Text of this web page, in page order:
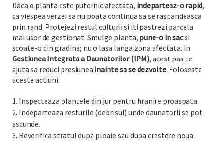
Daca o planta este puternic afectata, indeparteaz-o rapid,
ca viespea verzei sa nu poata continua sa se raspandeasca
prin rand. Protejezi restul culturii si iti pastrezi parcela
mai usor de gestionat. Smulge planta, pune-o in sacsi
scoate-o din gradina; nu o lasa langa zona afectata. In
Gestiunea Integrata a Daunatorilor (IPM), acest pas te
ajuta sa reduci presiunea inainte sa se dezvolte. Foloseste
aceste actiuni:
Inspecteaza plantele din jur pentru hranire proaspata.
Indeparteaza resturile (debrisul) unde daunatorii se pot
ascunde.
Reverifica stratul dupa ploaie sau dupa crestere noua.